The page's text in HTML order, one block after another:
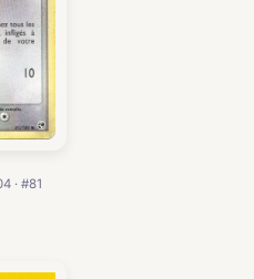
· #81